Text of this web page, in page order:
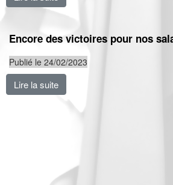
Encore des victoires pour nos
Publié le 24/02/2023
Lire la suite